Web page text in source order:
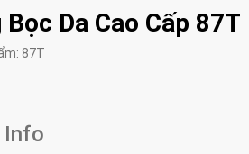
Bọc Da Cao Cấp 87T
87T
Info